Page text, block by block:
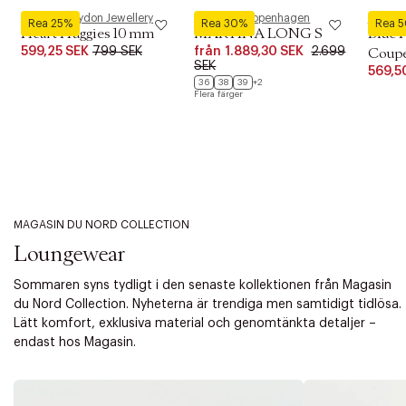
Rea 25%
Pernille Corydon Jewellery
Heart Huggies 10 mm
599,25 SEK 799 SEK
Rea 30%
Phenumb Copenhagen
MARTINA LONG S
från 1.889,30 SEK 2.699
SEK
36 38 39
+2
Flera färger
Rea
Royal
Blue
MAGASIN DU NORD COLLECTION
Loungewear
Sommaren syns tydligt i den senaste kollektionen från Magasin
du Nord Collection. Nyheterna är trendiga men samtidigt tidlösa.
Lätt komfort, exklusiva material och genomtänkta detaljer –
endast hos Magasin.